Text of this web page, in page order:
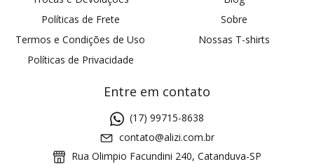
Políticas de Frete
Termos e Condições de Uso
Políticas de Privacidade
Sobre
Nossas T-shirts
Entre em contato
(17) 99715-8638
contato@alizi.com.br
Rua Olimpio Facundini 240, Catanduva-SP